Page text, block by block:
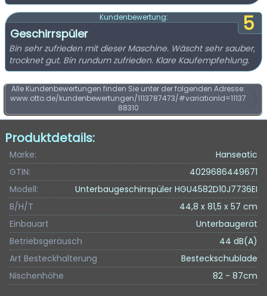
5
Kundenbewertung:
Geschirrspüler
Bin sehr zufrieden mit dieser Maschine. Wäscht sehr sauber,
trocknet gut. Bin rundum zufrieden. Klare Kaufempfehlung.
Alle Kundenbewertungen finden Sie unter der folgenden Adresse:
www.otto.de/kundenbewertungen/1113787473/#variationId=11137
88310
Produktdetails:
Marke:
Hanseatic
GTIN:
4029686449671
Modell:
Unterbaugeschirrspüler HGU4582D10J7736EI
B/H/T
44,8 x 81,5 x 57 cm
Einbauart
Unterbaugerät
Betriebsgeräusch
44 dB(A)
Art Besteckhalterung
Besteckschublade
Nischenhöhe
82 - 87cm